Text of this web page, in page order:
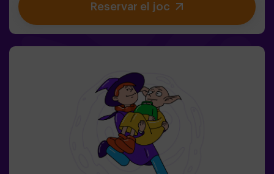
amenaça. 💪 Cada segon compta!Estàs preparat per
acceptar la missió?🎯 El joc està dissenyat
a nens ambientada en un entrenament de superagents.
Inclou un joc de làsers. L’activitat es fa a les fosques
amb llums LED. Les gimcanes són una sèrie de jocs
físics en equip coordinats per un monitor.
Reservar el joc